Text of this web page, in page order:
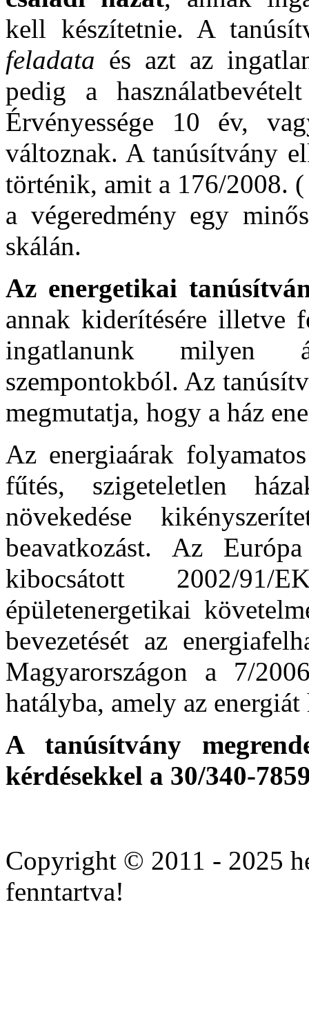
kell készítetnie. A
feladata és azt az
pedig a
Érvényessége 10 év,
változnak. A tanúsítvány
történik, amit a 176/2008.
a végeredmény egy
skálán.
Az energetikai
annak kiderítésére illetve
ingatlanunk milyen
szempontokból. Az
megmutatja, hogy a ház
Az energiaárak
fűtés, szigeteletlen
növekedése
beavatkozást. Az
kibocsátott 2002/
épületenergetikai
bevezetését az
Magyarországon a 7/
hatályba, amely az
A tanúsítvány
kérdésekkel a 30/340-
cialis
10mg
with
overnight.
Copyright © 2011 - 2025
fenntartva!